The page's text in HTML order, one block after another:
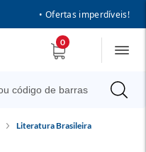
• Ofertas imperdíveis!
0
Literatura Brasileira